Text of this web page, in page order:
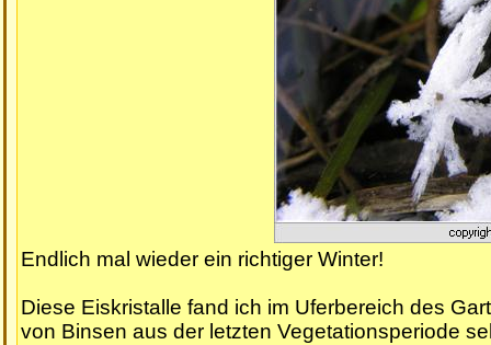
Endlich mal wieder ein richtiger Winter!
Diese Eiskristalle fand ich im Uferbereich des
von Binsen aus der letzten Vegetationsperiode